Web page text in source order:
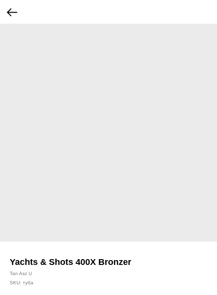
Yachts & Shots 400X Bronzer
Tan Asz U
SKU: туба